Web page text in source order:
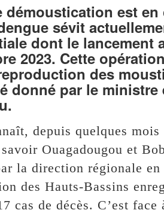
démoustication est
sévit
dont le lancement
2023. Cette
des
donné par le
depuis quelques
Ouagadougou et
la direction régionale
des Hauts-Bassins
cas de décès. C’est